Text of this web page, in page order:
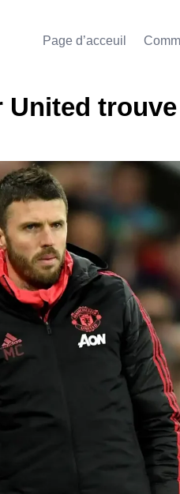
Page d’acceuil
United